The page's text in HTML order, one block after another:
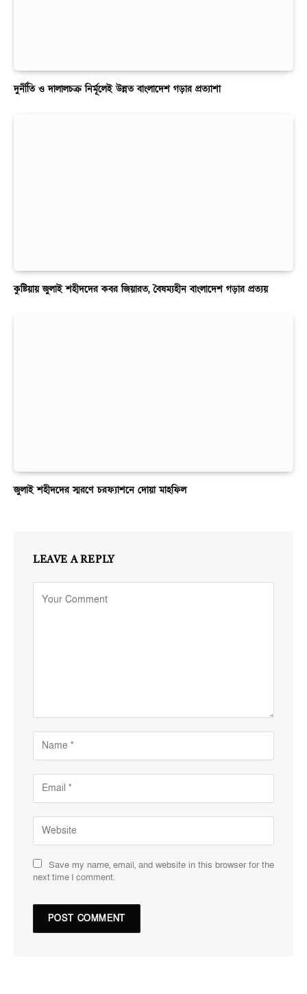
দুর্নীতি ও দালালচক্র নির্মূলেই উন্নত বাংলাদেশ গড়ার প্রত্যাশা
কুষ্টিয়ায় জুলাই শহীদদের কবর জিয়ারত, বৈষম্যহীন বাংলাদেশ গড়ার প্রত্যয়
জুলাই শহীদদের স্মরণে চরফ্যাশনে দোয়া মাহফিল
LEAVE A REPLY
Save my name, email, and website in this browser for the
next time I comment.